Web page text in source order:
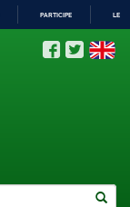
PARTICIPE